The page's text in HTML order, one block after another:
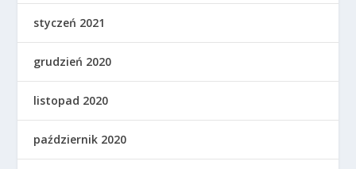
styczeń 2021
grudzień 2020
listopad 2020
październik 2020